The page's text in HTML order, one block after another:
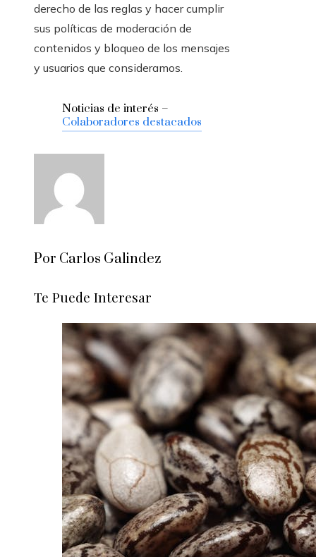
derecho de las reglas y hacer cumplir
sus políticas de moderación de
contenidos y bloqueo de los mensajes
y usuarios que consideramos.
Noticias de interés –
Colaboradores destacados
Por Carlos Galindez
Te Puede Interesar